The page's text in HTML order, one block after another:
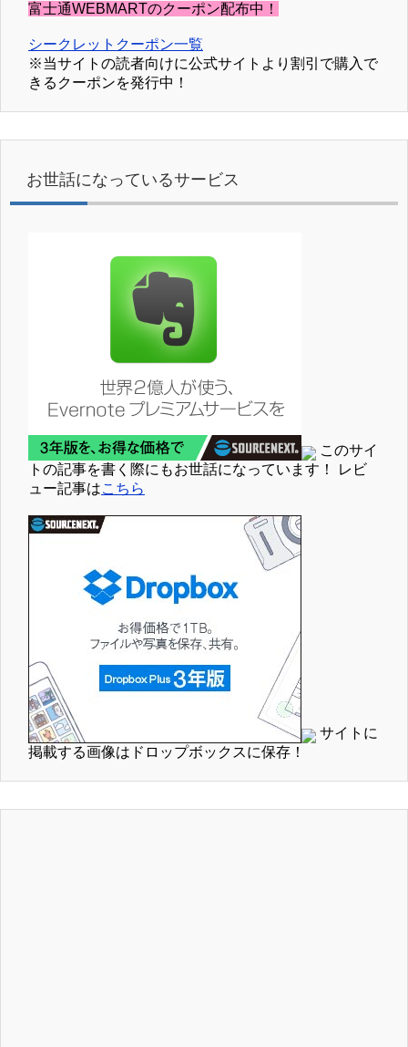
富士通WEBMARTのクーポン配布中！
シークレットクーポン一覧
※当サイトの読者向けに公式サイトより割引で購入で
きるクーポンを発行中！
お世話になっているサービス
このサイ
トの記事を書く際にもお世話になっています！ レビ
ュー記事はこちら
サイトに
掲載する画像はドロップボックスに保存！